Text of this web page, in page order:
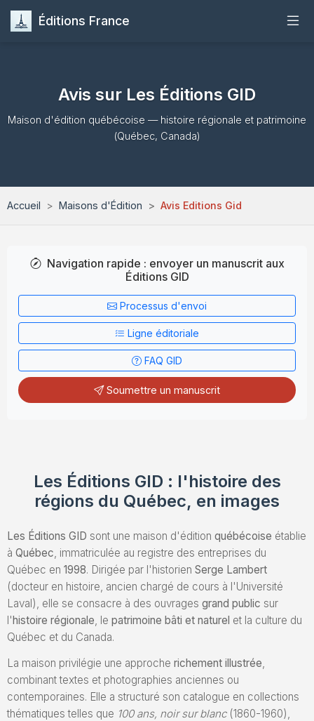
Éditions France
Formation
Envoyez un Manuscrit
Avis sur Les Éditions GID
Maison d'édition québécoise — histoire régionale et patrimoine
(Québec, Canada)
Accueil Maisons d'Édition Avis Editions Gid
Navigation rapide : envoyer un manuscrit aux
Éditions GID
Processus d'envoi
Ligne éditoriale
FAQ GID
Soumettre un manuscrit
Les Éditions GID : l'histoire des
régions du Québec, en images
Les Éditions GID sont une maison d'édition québécoise établie
à Québec, immatriculée au registre des entreprises du
Québec en 1998. Dirigée par l'historien Serge Lambert
(docteur en histoire, ancien chargé de cours à l'Université
Laval), elle se consacre à des ouvrages grand public sur
l'histoire régionale, le patrimoine bâti et naturel et la culture du
Québec et du Canada.
La maison privilégie une approche richement illustrée
combinant textes et photographies anciennes ou
contemporaines. Elle a structuré son catalogue en collections
thématiques telles que 100 ans, noir sur blanc(1860-1960),